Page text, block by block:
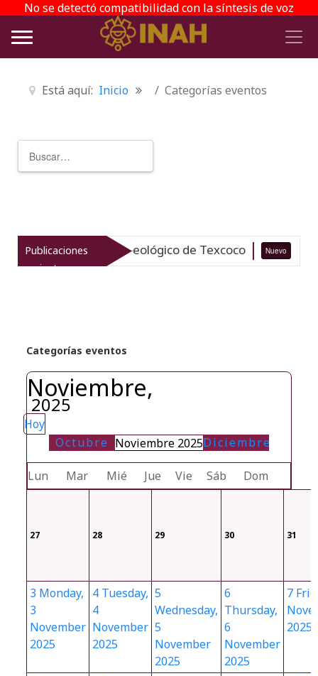
No se detectó compatibilidad con la síntesis de voz
Está aquí: Inicio Categorías eventos
Publicaciones
recientes
el patrimonio arqueológico de Texcoco Nuevo
Categorías eventos
Noviembre,
2025
Hoy
Octubre Noviembre 2025Diciembre
Lun Mar Mié Jue Vie Sáb Dom
27 28 29 30 31
3 Monday,
3
November
2025
4 Tuesday,
4
November
2025
5
Wednesday,
5
November
2025
6
Thursday,
6
November
2025
7
2025